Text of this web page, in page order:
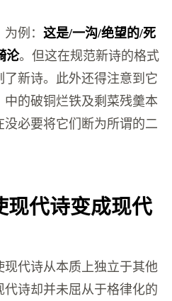
为例：这是/一沟/绝望的/死
沦。但这在规范新诗的格式
新诗。此外还得注意到它
的破铜烂铁及剩菜残羹本
必要将它们断为所谓的二
现代诗变成现代
代诗从本质上独立于其他
诗却并未屈从于格律化的